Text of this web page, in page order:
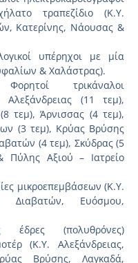
τραπεζίδιο (Κ.Υ.
Κατερίνης, Νάουσας &
υπέρηχοι με μία
& Χαλάστρας).
τρικάναλοι
Αλεξάνδρειας (11 τεμ),
τεμ), Άρνισσας (4 τεμ),
(3 τεμ), Κρύας Βρύσης
(4 τεμ), Σκύδρας (5
Αξιού – Ιατρείο
μικροεπεμβάσεων (Κ.Υ.
Διαβατών, Ευόσμου,
έδρες (πολυθρόνες)
(Κ.Υ. Αλεξάνδρειας,
Βρύσης, Λαγκαδά,